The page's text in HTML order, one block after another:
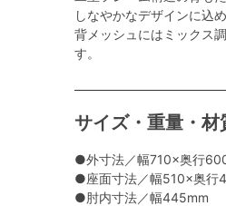
しなやかなデザインに込
背メッシュにはミックス
す。
サイズ・重量・材
●外寸法／幅710×奥行
●座面寸法／幅510×奥行
●肘内寸法／幅445mm